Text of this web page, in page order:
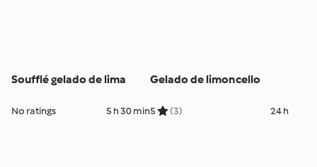
Soufflé gelado de lima
No ratings 5 h 30 min
Gelado de limoncello
5 (3) 24 h